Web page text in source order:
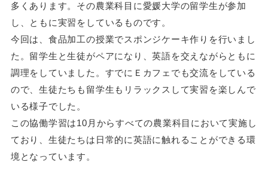
多くあります。その農業科目に愛媛大学の留学生が参加
し、ともに実習をしているものです。
今回は、食品加工の授業でスポンジケーキ作りを行いまし
た。留学生と生徒がペアになり、英語を交えながらともに
調理をしていました。すでにＥカフェでも交流をしている
ので、生徒たちも留学生もリラックスして実習を楽しんで
いる様子でした。
この協働学習は10月からすべての農業科目において実施し
ており、生徒たちは日常的に英語に触れることができる環
境となっています。